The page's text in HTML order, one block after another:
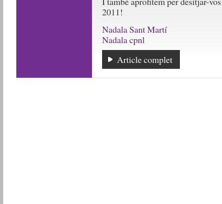
2011!
Nadala Sant Martí
Nadala cpnl
Article complet